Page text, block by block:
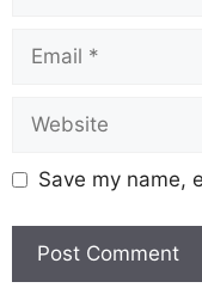
Save my name,